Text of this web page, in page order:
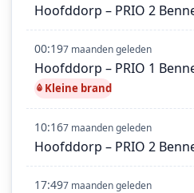
Hoofddorp – PRIO 2
00:197 maanden geleden
Hoofddorp – PRIO 1
Kleine brand
10:167 maanden geleden
Hoofddorp – PRIO 2
17:497 maanden geleden